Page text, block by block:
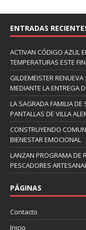
ENTRADAS
ACTIVAN CÓDIGO AZUL
TEMPERATURAS ESTE
GILDEMEISTER
MEDIANTE LA ENTREGA
LA SAGRADA FAMILIA DE
PANTALLAS DE VILLA
CONSTRUYENDO
BIENESTAR EMOCIONAL
LANZAN PROGRAMA DE
PESCADORES
PÁGINAS
Contacto
Inicio